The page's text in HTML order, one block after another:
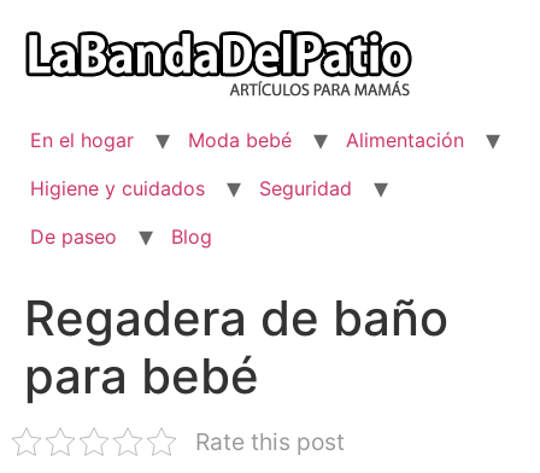
contenido
En el hogar Moda bebé
Alimentación
Higiene y cuidados
Seguridad
De paseo
Blog
Regadera de baño
para bebé
Rate this post